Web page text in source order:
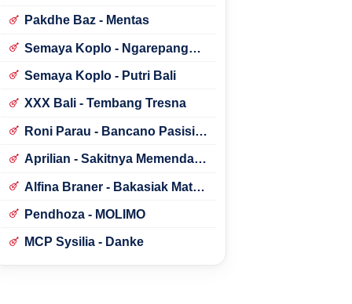
Pakdhe Baz - Mentas
Semaya Koplo - Ngarepang
Semaya Koplo - Putri Bali
XXX Bali - Tembang Tresna
Roni Parau - Bancano Pasisia
Aprilian - Sakitnya Memendam
Alfina Braner - Bakasiak Mato
Pendhoza - MOLIMO
MCP Sysilia - Danke